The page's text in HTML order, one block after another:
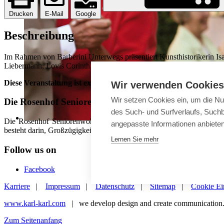
Drucken E-Mail Google
Beschreibung
Im Rahmen von Barberini Unterwegs präsentiert Kunsthistorikerin
Liebermann, Lovis Corinth, Max Slevogt u. a. zeigen die Vielfalt
Diese Veranstaltung ist exklusiv für Bewohner.
Die Rosenhof Seniorenwohnanlagen
Die Rosenhof Seniorenwohnanlagen gibt es in Deutschland seit
besteht darin, Großzügigkeit und Komfort eines privaten Ambientes
Follow us on
Facebook
Karriere | Impressum | Datenschutz | Sitemap | Cookie
www.karl-karl.com | we develop design and create communication.
Zum Seitenanfang
Wir verwenden Cookies
Wir setzen Cookies ein, um die
des Such- und Surfverlaufs,
angepasste Informationen
Lernen Sie mehr